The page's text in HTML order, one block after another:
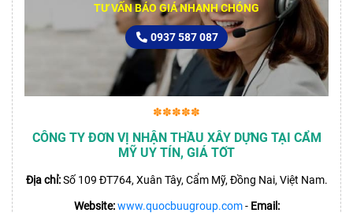
TƯ VẤN BÁO GIÁ NHANH CHÓNG
0937 587 087
✽✽✽✽✽
CÔNG TY ĐƠN VỊ NHẬN THẦU XÂY DỰNG TẠI CẨM
MỸ UY TÍN, GIÁ TỐT
Địa chỉ:Số 109 ĐT764, Xuân Tây, Cẩm Mỹ, Đồng Nai, Việt Nam.
Website: www.quocbuugroup.com- Email: